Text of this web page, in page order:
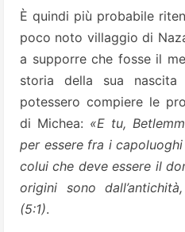
È quindi più probabile
poco noto villaggio di
a supporre che fosse il
storia della sua
potessero compiere le
di Michea: «E tu,
per essere fra i
colui che deve essere il
origini sono
(5:1).